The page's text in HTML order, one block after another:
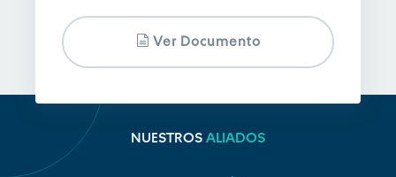
Ver Documento
NUESTROS ALIADOS